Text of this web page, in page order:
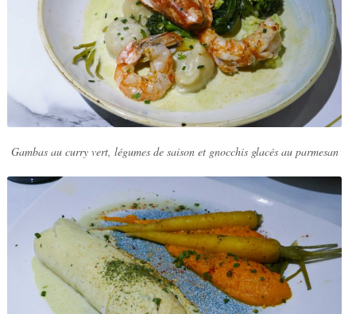
Gambas au curry vert, légumes de saison et gnocchis glacés au parmesan